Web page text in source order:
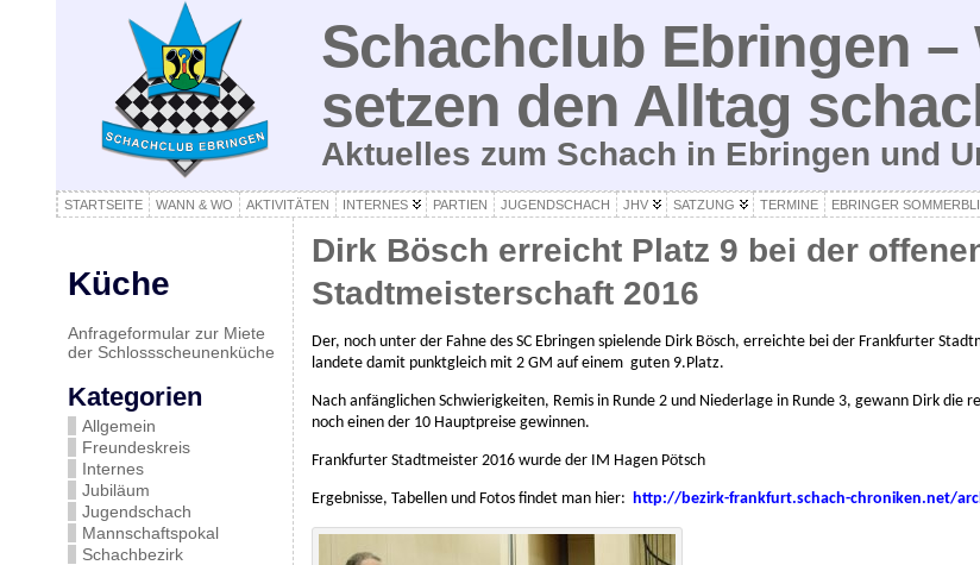
Schachclub Ebringen –
setzen den Alltag
Aktuelles zum Schach in Ebringen und
STARTSEITE WANN & WO AKTIVITÄTEN INTERNES PARTIEN JUGENDSCHACH JHV SATZUNG TERMINE EBRINGER
Küche
Anfrageformular zur Miete
der Schlossscheunenküche
Kategorien
Allgemein
Freundeskreis
Internes
Jubiläum
Jugendschach
Mannschaftspokal
Schachbezirk
Dirk Bösch erreicht Platz 9 bei der
Stadtmeisterschaft 2016
Der, noch unter der Fahne des SC Ebringen spielende Dirk Bösch, erreichte bei der Frankfurter
landete damit punktgleich mit 2 GM auf einem guten 9.Platz.
Nach anfänglichen Schwierigkeiten, Remis in Runde 2 und Niederlage in Runde 3, gewann Dirk die
noch einen der 10 Hauptpreise gewinnen.
Frankfurter Stadtmeister 2016 wurde der IM Hagen Pötsch
Ergebnisse, Tabellen und Fotos findet man hier: http://bezirk-frankfurt.schach-chroniken.net/